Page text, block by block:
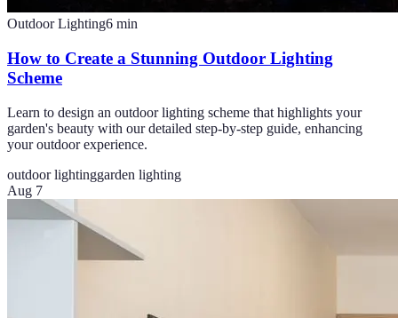
Outdoor Lighting6 min
How to Create a Stunning Outdoor Lighting
Scheme
Learn to design an outdoor lighting scheme that highlights your
garden's beauty with our detailed step-by-step guide, enhancing
your outdoor experience.
outdoor lightinggarden lighting
Aug 7